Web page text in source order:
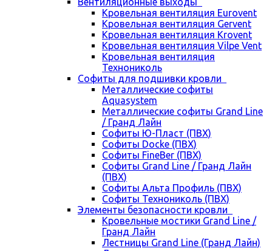
Кровельная вентиляция Eurovent
Кровельная вентиляция Gervent
Кровельная вентиляция Krovent
Кровельная вентиляция Vilpe Vent
Кровельная вентиляция
Технониколь
Cофиты для подшивки кровли
Металлические софиты
Aquasystem
Металлические софиты Grand Line
/ Гранд Лайн
Софиты Ю-Пласт (ПВХ)
Софиты Docke (ПВХ)
Софиты FineBer (ПВХ)
Софиты Grand Line / Гранд Лайн
(ПВХ)
Софиты Альта Профиль (ПВХ)
Софиты Технониколь (ПВХ)
Элементы безопасности кровли
Кровельные мостики Grand Line /
Гранд Лайн
Лестницы Grand Line (Гранд Лайн)